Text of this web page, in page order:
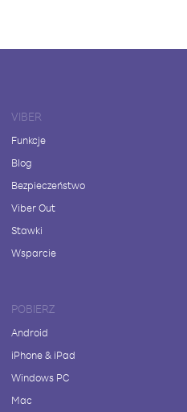
VIBER
Funkcje
Blog
Bezpieczeństwo
Viber Out
Stawki
Wsparcie
POBIERZ
Android
iPhone & iPad
Windows PC
Mac